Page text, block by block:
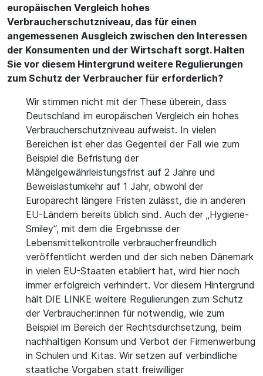
europäischen Vergleich hohes
Verbraucherschutzniveau, das für einen
angemessenen Ausgleich zwischen den Interessen
der Konsumenten und der Wirtschaft sorgt. Halten
Sie vor diesem Hintergrund weitere Regulierungen
zum Schutz der Verbraucher für erforderlich?
Wir stimmen nicht mit der These überein, dass
Deutschland im europäischen Vergleich ein hohes
Verbraucherschutzniveau aufweist. In vielen
Bereichen ist eher das Gegenteil der Fall wie zum
Beispiel die Befristung der
Mängelgewährleistungsfrist auf 2 Jahre und
Beweislastumkehr auf 1 Jahr, obwohl der
Europarecht längere Fristen zulässt, die in anderen
EU-Ländern bereits üblich sind. Auch der „Hygiene-
Smiley“, mit dem die Ergebnisse der
Lebensmittelkontrolle verbraucherfreundlich
veröffentlicht werden und der sich neben Dänemark
in vielen EU-Staaten etabliert hat, wird hier noch
immer erfolgreich verhindert. Vor diesem Hintergrund
hält DIE LINKE weitere Regulierungen zum Schutz
der Verbraucher:innen für notwendig, wie zum
Beispiel im Bereich der Rechtsdurchsetzung, beim
nachhaltigen Konsum und Verbot der Firmenwerbung
in Schulen und Kitas. Wir setzen auf verbindliche
staatliche Vorgaben statt freiwilliger